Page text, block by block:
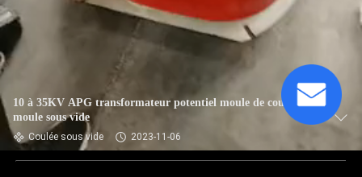
10 à 35KV APG transformateur potentiel moule de coulée
moule sous vide
Coulée sous vide 2023-11-06